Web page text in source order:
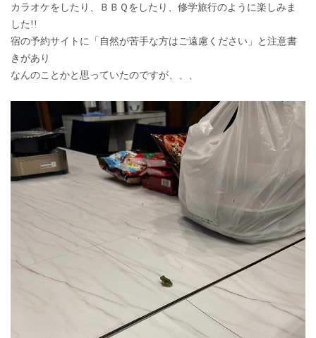
カラオケをしたり、ＢＢＱをしたり、修学旅行のように楽しみま
した!!
宿の予約サイトに「自然が苦手な方はご遠慮ください」と注意書
きがあり
なんのことかと思っていたのですが、、、